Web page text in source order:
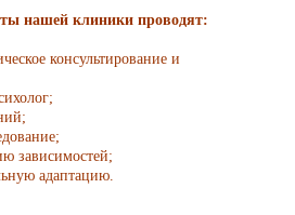
нашей клиники проводят:
консультирование и
зависимостей;
и социальную адаптацию.